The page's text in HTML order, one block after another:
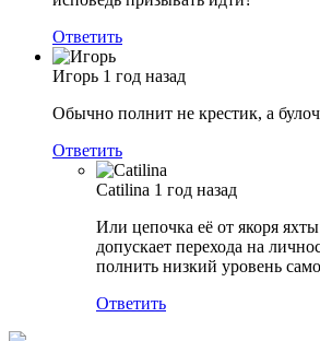
Ответить
Игорь 1 год назад
Обычно полнит не крестик, а
Ответить
Catilina 1 год назад
Или цепочка её от якоря
допускает перехода на
полнить низкий уровень
Ответить